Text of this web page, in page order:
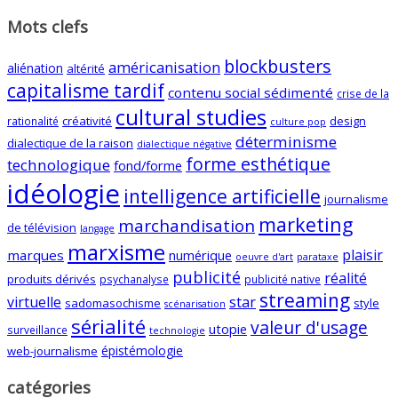
Mots clefs
aliénation altérité américanisation blockbusters
capitalisme tardif contenu social sédimenté crise de la
rationalité créativité cultural studies culture pop design
dialectique de la raison dialectique négative déterminisme
technologique fond/forme forme esthétique
idéologie intelligence artificielle journalisme
de télévision langage marchandisation marketing
marques marxisme numérique oeuvre d'art parataxe plaisir
produits dérivés psychanalyse publicité publicité native réalité
virtuelle sadomasochisme scénarisation star streaming style
surveillance sérialité technologie utopie valeur d'usage
web-journalisme épistémologie
catégories